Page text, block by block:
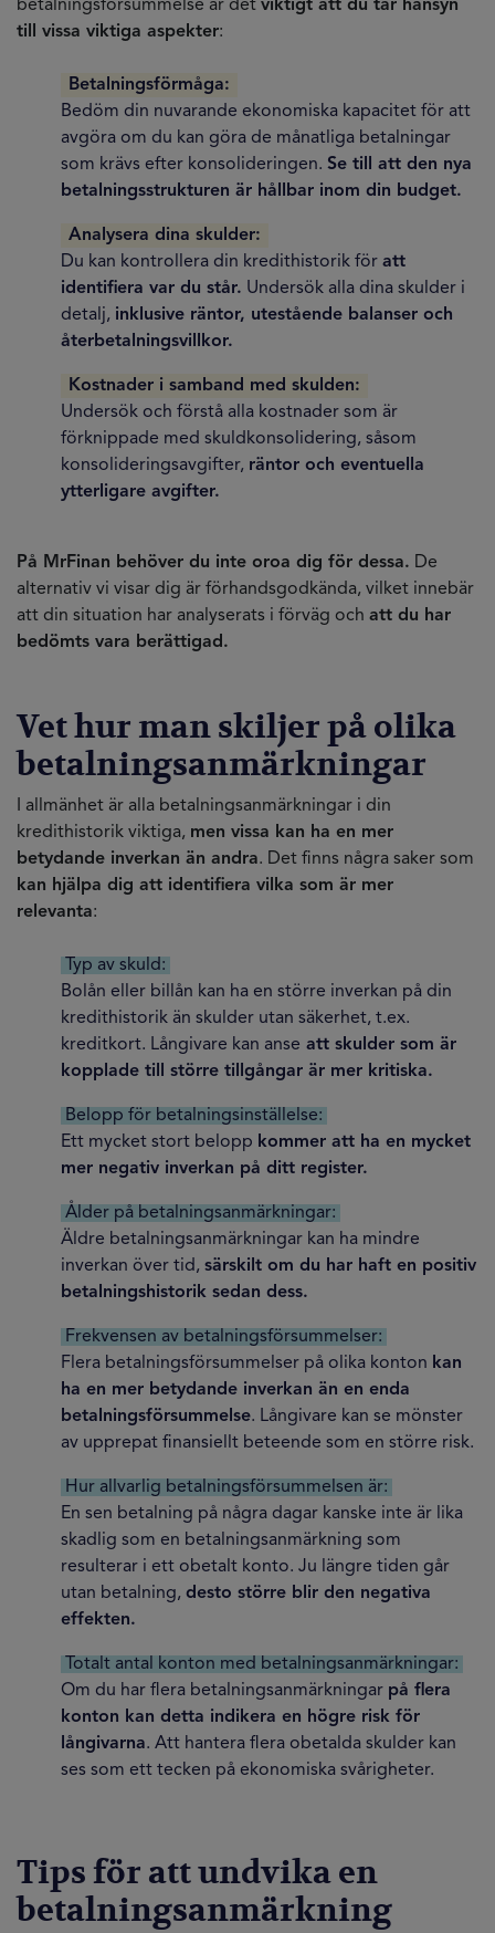
betalningsförsummelse är det viktigt att du tar hänsyn
till vissa viktiga aspekter:
Betalningsförmåga:
Bedöm din nuvarande ekonomiska kapacitet för att
avgöra om du kan göra de månatliga betalningar
som krävs efter konsolideringen. Se till att den nya
betalningsstrukturen är hållbar inom din budget.
Analysera dina skulder:
Du kan kontrollera din kredithistorik för att
identifiera var du står. Undersök alla dina skulder i
detalj, inklusive räntor, utestående balanser och
återbetalningsvillkor.
Kostnader i samband med skulden:
Undersök och förstå alla kostnader som är
förknippade med skuldkonsolidering, såsom
konsolideringsavgifter, räntor och eventuella
ytterligare avgifter.
På MrFinan behöver du inte oroa dig för dessa. De
alternativ vi visar dig är förhandsgodkända, vilket innebär
att din situation har analyserats i förväg och att du har
bedömts vara berättigad.
Vet hur man skiljer på olika
betalningsanmärkningar
I allmänhet är alla betalningsanmärkningar i din
kredithistorik viktiga, men vissa kan ha en mer
betydande inverkan än andra. Det finns några saker som
kan hjälpa dig att identifiera vilka som är mer
relevanta:
Typ av skuld:
Bolån eller billån kan ha en större inverkan på din
kredithistorik än skulder utan säkerhet, t.ex.
kreditkort. Långivare kan anse att skulder som är
kopplade till större tillgångar är mer kritiska.
Belopp för betalningsinställelse:
Ett mycket stort belopp kommer att ha en mycket
mer negativ inverkan på ditt register.
Ålder på betalningsanmärkningar:
Äldre betalningsanmärkningar kan ha mindre
inverkan över tid, särskilt om du har haft en positiv
betalningshistorik sedan dess.
Frekvensen av betalningsförsummelser:
Flera betalningsförsummelser på olika konton kan
ha en mer betydande inverkan än en enda
betalningsförsummelse. Långivare kan se mönster
av upprepat finansiellt beteende som en större risk.
Hur allvarlig betalningsförsummelsen är:
En sen betalning på några dagar kanske inte är lika
skadlig som en betalningsanmärkning som
resulterar i ett obetalt konto. Ju längre tiden går
utan betalning, desto större blir den negativa
effekten.
Totalt antal konton med betalningsanmärkningar:
Om du har flera betalningsanmärkningar på flera
konton kan detta indikera en högre risk för
långivarna. Att hantera flera obetalda skulder kan
ses som ett tecken på ekonomiska svårigheter.
Tips för att undvika en
betalningsanmärkning